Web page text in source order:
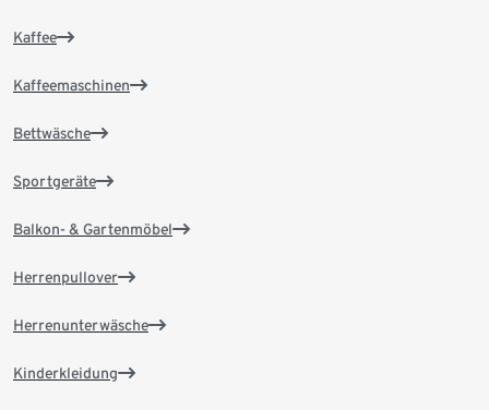
Kaffee
Kaffeemaschinen
Bettwäsche
Sportgeräte
Balkon- & Gartenmöbel
Herrenpullover
Herrenunterwäsche
Kinderkleidung